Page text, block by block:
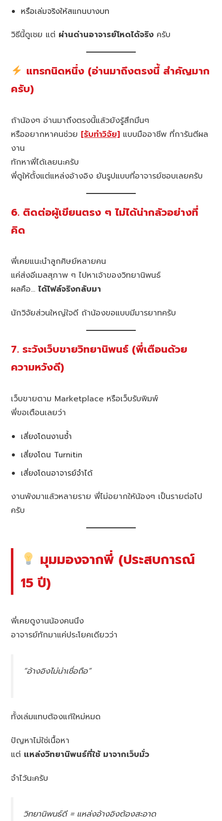
หรือเล่มจริงให้สแกนบางบท
วิธีนี้ดูเชย แต่ ผ่านด่านอาจารย์โหดได้จริง ครับ
แทรกนิดหนึ่ง (อ่านมาถึงตรงนี้ สำคัญมาก
ครับ)
ถ้าน้องๆ อ่านมาถึงตรงนี้แล้วยังรู้สึกมึนๆ
หรืออยากหาคนช่วย [รับทำวิจัย] แบบมืออาชีพ ที่การันตีผล
งาน
ทักหาพี่ได้เลยนะครับ
พี่ดูให้ตั้งแต่แหล่งอ้างอิง ยันรูปแบบที่อาจารย์ชอบเลยครับ
6. ติดต่อผู้เขียนตรง ๆ ไม่ได้น่ากลัวอย่างที่
คิด
พี่เคยแนะนำลูกศิษย์หลายคน
แค่ส่งอีเมลสุภาพ ๆ ไปหาเจ้าของวิทยานิพนธ์
ผลคือ…ได้ไฟล์จริงกลับมา
นักวิจัยส่วนใหญ่ใจดี ถ้าน้องขอแบบมีมารยาทครับ
7. ระวังเว็บขายวิทยานิพนธ์ (พี่เตือนด้วย
ความหวังดี)
เว็บขายตาม Marketplace หรือเว็บรับพิมพ์
พี่ขอเตือนเลยว่า
เสี่ยงโดนงานซ้ำ
เสี่ยงโดน Turnitin
เสี่ยงโดนอาจารย์จำได้
งานพังมาแล้วหลายราย พี่ไม่อยากให้น้องๆ เป็นรายต่อไป
ครับ
มุมมองจากพี่ (ประสบการณ์
15 ปี)
พี่เคยดูงานน้องคนนึง
อาจารย์ทักมาแค่ประโยคเดียวว่า
“อ้างอิงไม่น่าเชื่อถือ”
ทั้งเล่มแทบต้องแก้ใหม่หมด
ปัญหาไม่ใช่เนื้อหา
แต่ แหล่งวิทยานิพนธ์ที่ใช้ มาจากเว็บมั่ว
จำไว้นะครับ
วิทยานิพนธ์ดี = แหล่งอ้างอิงต้องสะอาด